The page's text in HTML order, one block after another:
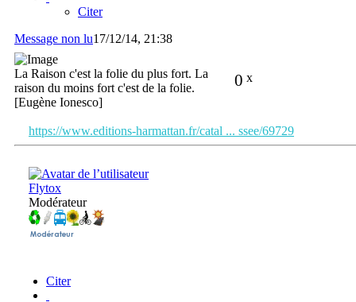
Citer
Message non lu17/12/14, 21:38
0 x
La Raison c'est la folie du plus fort. La
raison du moins fort c'est de la folie.
[Eugène Ionesco]
https://www.editions-harmattan.fr/catal ... ssee/69729
Flytox
Modérateur
Citer